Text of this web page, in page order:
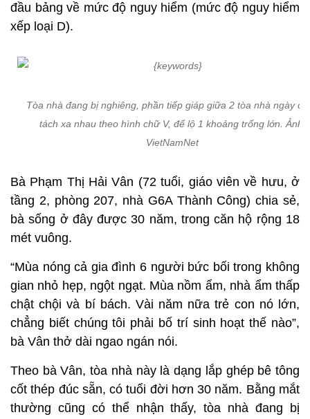
đầu bảng về mức độ nguy hiểm (mức độ nguy hiểm
xếp loại D).
Tòa nhà đang bị nghiêng, phần tiếp giáp giữa 2 tòa nhà ngày
tách xa nhau theo hình chữ V, để lộ 1 khoảng trống lớn. Ảnh:
VietNamNet
Bà Phạm Thị Hải Vân (72 tuổi, giáo viên về hưu, ở
tầng 2, phòng 207, nhà G6A Thành Công) chia sẻ,
bà sống ở đây được 30 năm, trong căn hộ rộng 18
mét vuông.
“Mùa nóng cả gia đình 6 người bức bối trong không
gian nhỏ hẹp, ngột ngạt. Mùa nồm ẩm, nhà ẩm thấp
chật chội và bí bách. Vài năm nữa trẻ con nó lớn,
chẳng biết chúng tôi phải bố trí sinh hoạt thế nào”,
bà Vân thở dài ngao ngán nói.
Theo bà Vân, tòa nhà này là dạng lắp ghép bê tông
cốt thép đúc sẵn, có tuổi đời hơn 30 năm. Bằng mắt
thường cũng có thể nhận thấy, tòa nhà đang bị